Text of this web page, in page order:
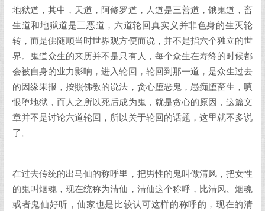
地狱道，其中，天道，阿修罗道，人道是三善道，饿鬼道，畜
生道和地狱道是三恶道，六道轮回真实义并非色身的生灭轮
转，而是佛随顺当时世界观方便而说，并不是指六个独立的世
界。鬼道众生的来历并不是只有人，每个众生在寿终的时候都
会被自身的业力影响，进入轮回，轮回到那一道，是众生过去
的因缘果报，按照佛教的说法，贪心堕恶鬼，愚痴堕畜生，嗔
恨堕地狱，而人之所以死后成为鬼，就是贪心的原因，这篇文
章并不是讨论六道轮回，所以关于轮回的话题，这里就不多说
了。
在过去传统的出马仙的称呼里，把男性的鬼叫做清风，把女性
的鬼叫烟魂，现在统称为清仙，清仙这个称呼，比清风、烟魂
或者鬼仙好听，仙家也是比较认可这样的称呼的，现在的清